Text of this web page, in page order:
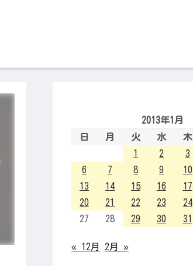
2013年1月
日
月 火 水 木
1
2 3
6
7 8 9 10
13
14 15 16 17
20
21 22 23 24
27
28 29 30 31
« 12月 2月 »